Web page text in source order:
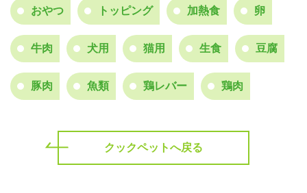
おやつ トッピング 加熱食 卵
牛肉 犬用 猫用 生食 豆腐
豚肉 魚類 鶏レバー 鶏肉
クックペットへ戻る